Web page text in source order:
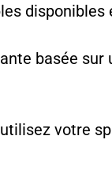
disponibles
basée sur
votre